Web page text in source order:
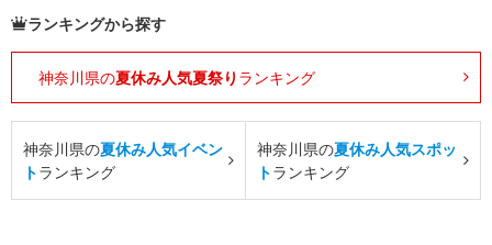
ランキングから探す
神奈川県の夏休み人気夏祭り ランキング
神奈川県の夏休み人気イベン
トランキング
神奈川県の夏休み人気スポッ
トランキング